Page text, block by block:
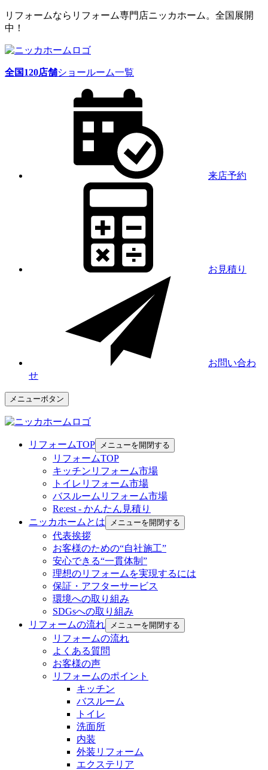
リフォームならリフォーム専門店ニッカホーム。全国展開
中！
全国120店舗ショールーム一覧
来店予約
お見積り
お問い合わ
せ
メニューボタン
リフォームTOP メニューを開閉する
リフォームTOP
キッチンリフォーム市場
トイレリフォーム市場
バスルームリフォーム市場
Re:est - かんたん見積り
ニッカホームとは
メニューを開閉する
代表挨拶
お客様のための“自社施工”
安心できる“一貫体制”
理想のリフォームを実現するには
保証・アフターサービス
環境への取り組み
SDGsへの取り組み
リフォームの流れ
メニューを開閉する
リフォームの流れ
よくある質問
お客様の声
リフォームのポイント
キッチン
バスルーム
トイレ
洗面所
内装
外装リフォーム
エクステリア